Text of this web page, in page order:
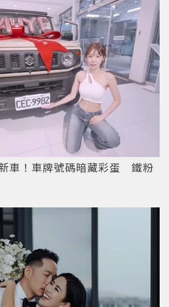
車！車牌號碼暗藏彩蛋 鐵粉